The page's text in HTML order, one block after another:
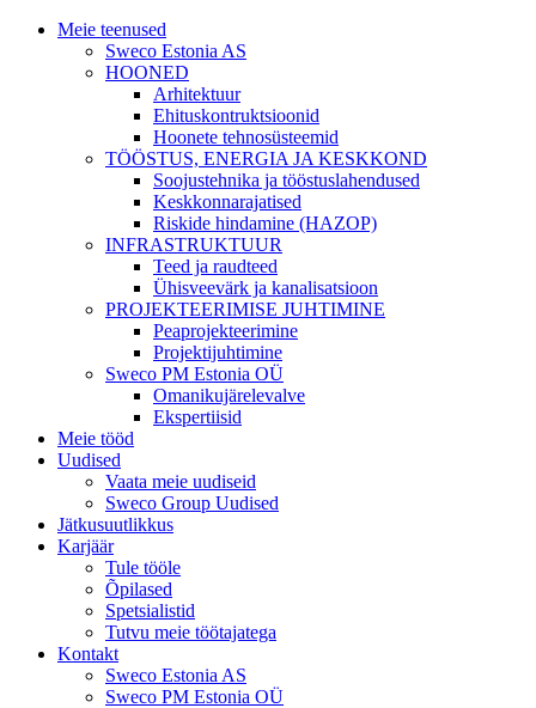
Meie teenused
Sweco Estonia AS
HOONED
Arhitektuur
Ehituskontruktsioonid
Hoonete tehnosüsteemid
TÖÖSTUS, ENERGIA JA KESKKOND
Soojustehnika ja tööstuslahendused
Keskkonnarajatised
Riskide hindamine (HAZOP)
INFRASTRUKTUUR
Teed ja raudteed
Ühisveevärk ja kanalisatsioon
PROJEKTEERIMISE JUHTIMINE
Peaprojekteerimine
Projektijuhtimine
Sweco PM Estonia OÜ
Omanikujärelevalve
Ekspertiisid
Meie tööd
Uudised
Vaata meie uudiseid
Sweco Group Uudised
Jätkusuutlikkus
Karjäär
Tule tööle
Õpilased
Spetsialistid
Tutvu meie töötajatega
Kontakt
Sweco Estonia AS
Sweco PM Estonia OÜ